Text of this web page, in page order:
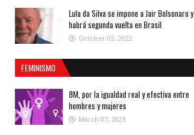
Lula da Silva se impone a Jair Bolsonaro y
habrá segunda vuelta en Brasil
October 03, 2022
FEMINISMO
8M, por la igualdad real y efectiva entre
hombres y mujeres
March 07, 2023